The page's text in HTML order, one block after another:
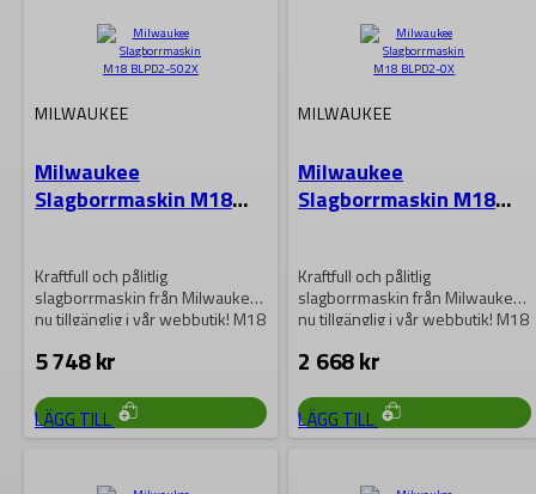
MILWAUKEE
Milwaukee
Slagborrmaskin M18
Kraftfull och pålitlig
slagborrmaskin från Milwaukee
nu tillgänglig i vår webbutik! M18
5 748kr
LÄGG TILL
MILWAUKEE
Milwaukee
Slagborrmaskin M18
Kraftfull och pålitlig
slagborrmaskin från Milwaukee
nu tillgänglig i vår webbutik! M18
2 668kr
LÄGG TILL